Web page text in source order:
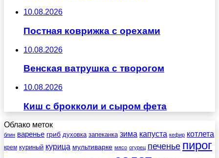
10.08.2026
Постная коврижка с орехами
10.08.2026
Венская ватрушка с творогом
10.08.2026
Киш с брокколи и сыром фета
Облако меток
блин варенье гриб духовка запеканка зима капуста кефир котлета
крем куриный курица мультиварке мясо огурец печенье пирог